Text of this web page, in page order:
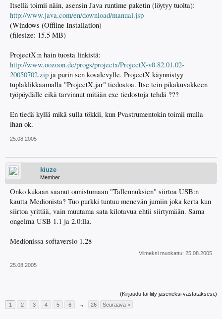
Itsellä toimii näin, asensin Java runtime paketin (löytyy tuolta):
http://www.java.com/en/download/manual.jsp
(Windows (Offline Installation)
(filesize: 15.5 MB)
ProjectX:n hain tuosta linkistä:
http://www.oozoon.de/progs/projectx/ProjectX-v0.82.01.02-
20050702.zip ja purin sen kovalevylle. ProjectX käynnistyy
tuplaklikkaamalla "ProjectX.jar" tiedostoa. Itse tein pikakuvakkeen
työpöydälle eikä tarvinnut mitään exe tiedostoja tehdä ???
En tiedä kyllä mikä sulla tökkii, kun Pvastrumentokin toimii mulla
ihan ok.
25.08.2005
kiuze
Member
Onko kukaan saanut onnistumaan "Tallennuksien" siirtoa USB:n
kautta Medionista? Tuo purkki tuntuu menevän jumiin joka kerta kun
siirtoa yrittää, vain muutama sata kilotavua ehtii siirtymään. Sama
ongelma USB 1.1 ja 2.0:lla.
Medionissa softaversio 1.28
Viimeksi muokattu: 25.08.2005
25.08.2005
(Kirjaudu tai liity jäseneksi vastataksesi.)
1
2 3 4 5 6 → 26 Seuraava >